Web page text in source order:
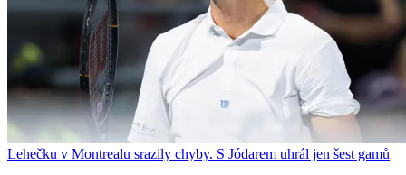
Lehečku v Montrealu srazily chyby. S Jódarem uhrál jen šest gamů